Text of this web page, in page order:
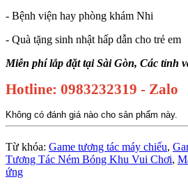
- Bệnh viện hay phòng khám Nhi
- Quà tặng sinh nhật hấp dẫn cho trẻ em
Miễn phí lắp đặt tại Sài Gòn, Các tỉnh
Hotline: 0983232319 - Zalo
Không có đánh giá nào cho sản phẩm này.
Từ khóa: Game tương tác máy chiếu,
Tương Tác Ném Bóng Khu Vui Chơi,
ứng